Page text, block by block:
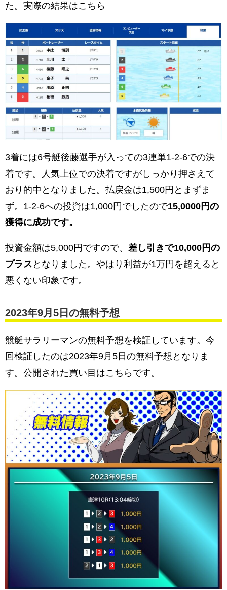
た。実際の結果はこちら
3着には6号艇後藤選手が入っての3連単1-2-6での決
着です。人気上位での決着ですがしっかり押さえて
おり的中となりました。払戻金は1,500円とまずま
ず。1-2-6への投資は1,000円でしたので15,0000円の
獲得に成功です。
投資金額は5,000円ですので、 差し引きで10,000円の
プラス となりました。やはり利益が1万円を超えると
悪くない印象です。
2023年9月5日の無料予想
競艇サラリーマンの無料予想を検証しています。今
回検証したのは2023年9月5日の無料予想となりま
す。公開された買い目はこちらです。